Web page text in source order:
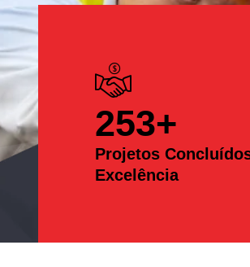
Projetos
Excelência
253+